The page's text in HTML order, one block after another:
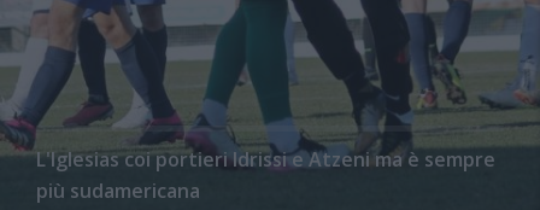
L'Iglesias coi portieri Idrissi e Atzeni ma è sempre
più sudamericana